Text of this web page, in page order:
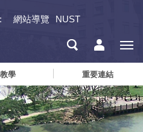
網站導覽 NUST
教學 重要連結